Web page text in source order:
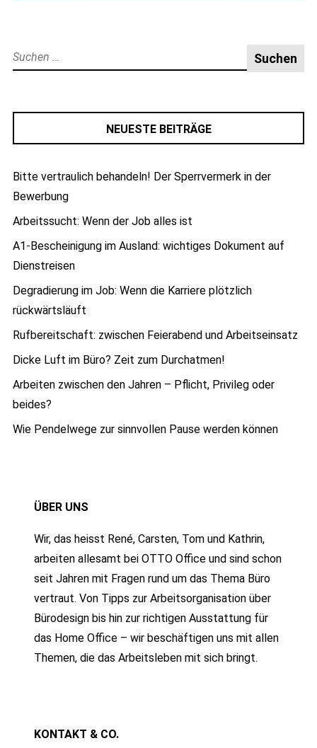
Suche
nach:
NEUESTE BEITRÄGE
Bitte vertraulich behandeln! Der Sperrvermerk in der
Bewerbung
Arbeitssucht: Wenn der Job alles ist
A1-Bescheinigung im Ausland: wichtiges Dokument auf
Dienstreisen
Degradierung im Job: Wenn die Karriere plötzlich
rückwärtsläuft
Rufbereitschaft: zwischen Feierabend und Arbeitseinsatz
Dicke Luft im Büro? Zeit zum Durchatmen!
Arbeiten zwischen den Jahren – Pflicht, Privileg oder
beides?
Wie Pendelwege zur sinnvollen Pause werden können
ÜBER UNS
Wir, das heisst René, Carsten, Tom und Kathrin,
arbeiten allesamt bei OTTO Office und sind schon
seit Jahren mit Fragen rund um das Thema Büro
vertraut. Von Tipps zur Arbeitsorganisation über
Bürodesign bis hin zur richtigen Ausstattung für
das Home Office – wir beschäftigen uns mit allen
Themen, die das Arbeitsleben mit sich bringt.
KONTAKT & CO.